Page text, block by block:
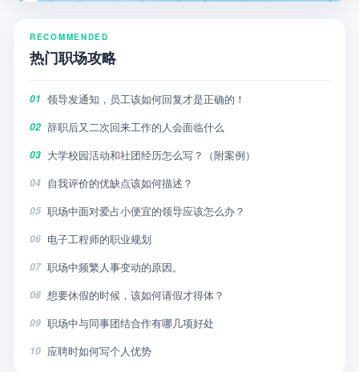
RECOMMENDED
热门职场攻略
01 领导发通知，员工该如何回复才是正确的！
02 辞职后又二次回来工作的人会面临什么
03 大学校园活动和社团经历怎么写？（附案例）
04 自我评价的优缺点该如何描述？
05 职场中面对爱占小便宜的领导应该怎么办？
06 电子工程师的职业规划
07 职场中频繁人事变动的原因。
08 想要休假的时候，该如何请假才得体？
09 职场中与同事团结合作有哪几项好处
10 应聘时如何写个人优势